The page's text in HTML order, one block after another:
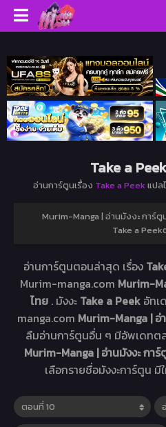
Take a
อ่านการ์ตูนเรื่อง Take a Peekแปล
Murim-Manga | อ่านมังงะ การ์ตู
Take a Peek
อ่านการ์ตูนตอนล่าสุด เรื่อง
Murim-manga.com Murim-
ไทย . มังงะ Take a Peek อัท
manga.com Murim-Manga | อ่
ลืมอ่านการ์ตูนอื่น ๆ มีอัพเดทต
Murim-Manga | อ่านมังงะ กา
เลือกรายชื่อมังงะการ์ตูน มี